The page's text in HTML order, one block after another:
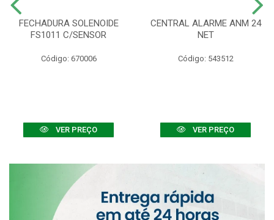
FECHADURA SOLENOIDE
FS1011 C/SENSOR
Código: 670006
VER PREÇO
CENTRAL ALARME ANM 24
NET
Código: 543512
VER PREÇO